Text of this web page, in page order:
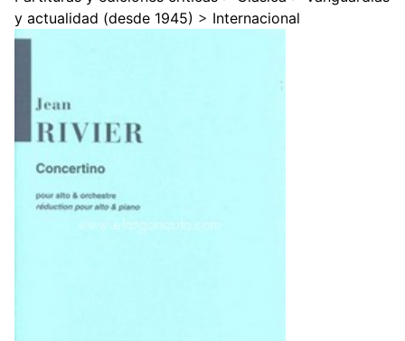
y actualidad (desde 1945) > Internacional